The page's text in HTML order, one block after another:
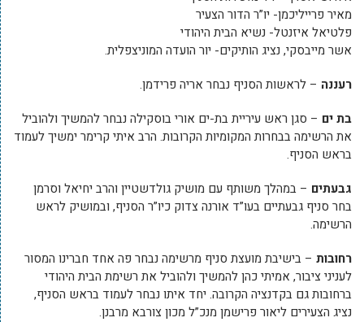
מאיר פרייליכמן- יו”ר הדור הצעיר
פלטיאל איזנטל- נשיא הבית היהודי
אשר מייבסקי, נציג הותיקים- יור הועדה המוניצפלית.
רעננה – לראשות הסניף נבחר אריה פרידמן.
בת ים – סגן ראש עיריית בת-ים אורי בוסקילה נבחר להמשיך ולהוביל
את הרשימה בבחרות המקומיות הקרובות. הרב איתי קרימר ימשיך לעמוד
בראש הסניף.
גבעתים – במהלך משותף עם מושיק גולדשטיין והרב יחיאל וסרמן
בחר סניף גבעתיים בעו”ד אורנה צדוק כיו”ר הסניף, ובמושיק לראש
הרשימה.
רחובות – בישיבת מועצת סניף מרשימה נבחר פה אחד חברינו המסור
לעניני ציבור, אמיתי כהן להמשיך ולהוביל את רשימת הבית היהודי
ברחובות גם בקדנציה הקרובה. יחד איתו נבחר לעמוד בראש הסניף,
נציג הצעירים ליאור פרישמן מנכ”ל מכון צורבא מרבנן.